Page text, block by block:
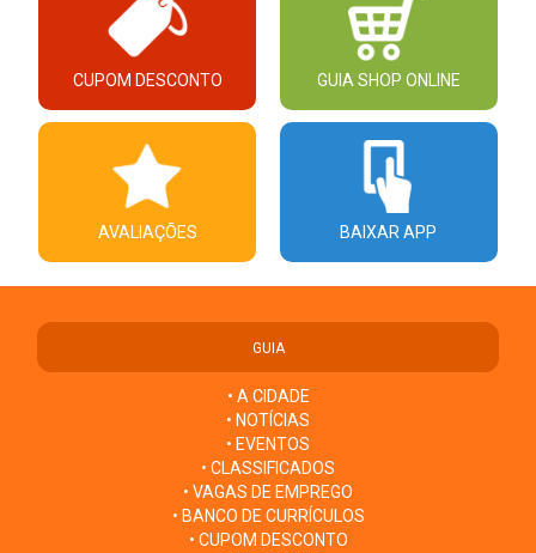
CUPOM DESCONTO GUIA SHOP ONLINE
AVALIAÇÕES BAIXAR APP
GUIA
• A CIDADE
• NOTÍCIAS
• EVENTOS
• CLASSIFICADOS
• VAGAS DE EMPREGO
• BANCO DE CURRÍCULOS
• CUPOM DESCONTO